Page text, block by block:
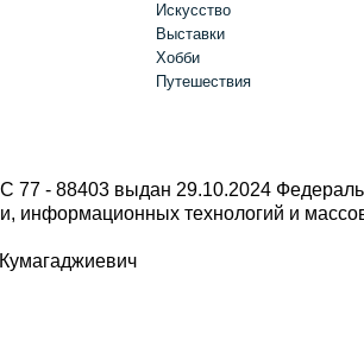
Искусство
Выставки
Хобби
Путешествия
- 88403 выдан 29.10.2024
информационных технологий и